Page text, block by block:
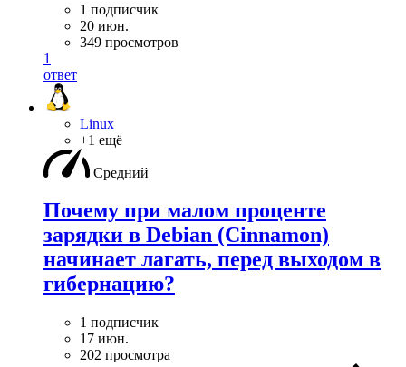
1 подписчик
20 июн.
349 просмотров
1
ответ
Linux
+1 ещё
Средний
Почему при малом проценте
зарядки в Debian (Cinnamon)
начинает лагать, перед выходом в
гибернацию?
1 подписчик
17 июн.
202 просмотра